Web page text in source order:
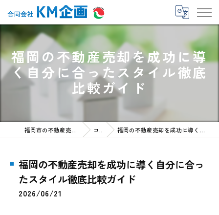
福岡の不動産売却を成功に導
く自分に合ったスタイル徹底
比較ガイド
福岡市の不動産売却なら合同会社KM企画 コラム 福岡の不動産売却を成功に導く自分に合ったスタイル徹底比較ガイド
福岡の不動産売却を成功に導く自分に合っ
たスタイル徹底比較ガイド
2026/06/21